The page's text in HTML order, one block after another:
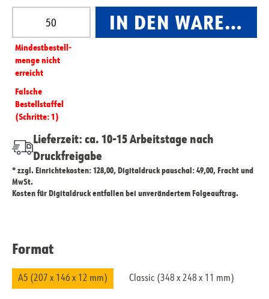
Produkt Anzahl: Gib den gewünschten Wert ein
Mindest­­bestell­­
menge nicht
erreicht
Falsche
Bestellstaffel
(Schritte: 1)
IN DEN
Lieferzeit: ca. 10-15 Arbeitstage nach
Druckfreigabe
* zzgl. Einrichtekosten: 128,00, Digitaldruck pauschal: 49,00, Fracht und
MwSt.
Kosten für Digitaldruck entfallen bei unverändertem Folgeauftrag.
Format
A5 (207 x 146 x 12 mm) Classic (348 x 248 x 11 mm)